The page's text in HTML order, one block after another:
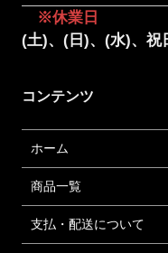
※休業日
(土)、(日)、(水)、祝
コンテンツ
ホーム
商品一覧
支払・配送について